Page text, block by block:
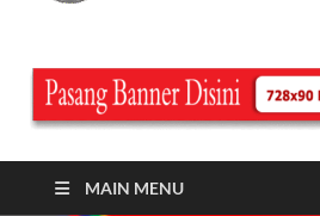
MAIN MENU